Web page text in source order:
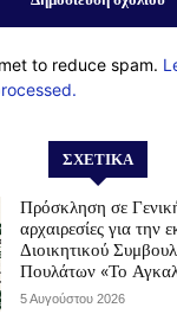
to reduce spam.
ΣΧΕΤΙΚΆ
Πρόσκληση σε
αρχαιρεσίες για την
Διοικητικού
Πουλάτων «Το
5 Αυγούστου 2026